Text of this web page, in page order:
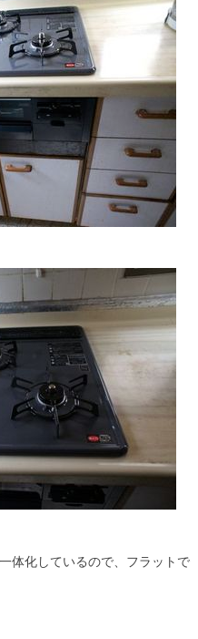
体化しているので、フラットで